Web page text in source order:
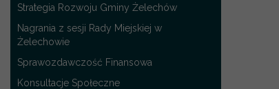
Strategia Rozwoju Gminy Żelechów
Nagrania z sesji Rady Miejskiej w
Żelechowie
Sprawozdawczość Finansowa
Konsultacje Społeczne